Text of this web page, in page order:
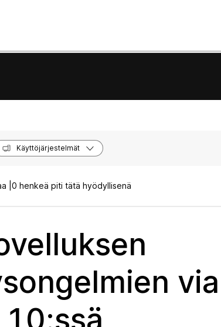
Käyttöjärjestelmät
| 0 henkeä piti tätä hyödyllisenä